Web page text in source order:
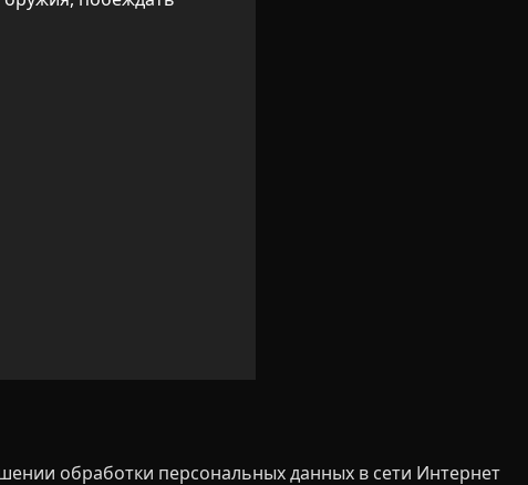
обработки персональных данных в сети Интернет